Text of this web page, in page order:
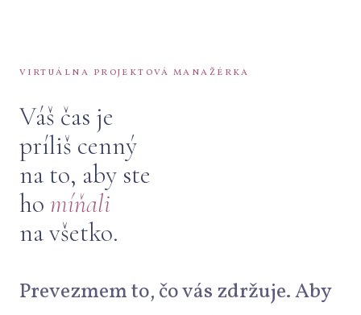
VIRTUÁLNA PROJEKTOVÁ MANAŽÉRKA
Váš čas je
príliš cenný
na to, aby ste
ho míňali
na všetko.
Prevezmem to, čo vás zdržuje. Aby